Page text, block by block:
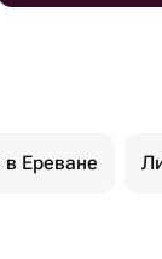
в Ереване